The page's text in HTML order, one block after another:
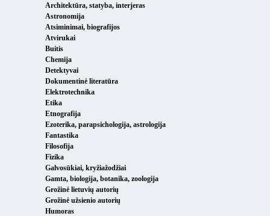
Architektūra, statyba, interjeras
Astronomija
Atsiminimai, biografijos
Atvirukai
Buitis
Chemija
Detektyvai
Dokumentinė literatūra
Elektrotechnika
Etika
Etnografija
Ezoterika, parapsichologija, astrologija
Fantastika
Filosofija
Fizika
Galvosūkiai, kryžiažodžiai
Gamta, biologija, botanika, zoologija
Grožinė lietuvių autorių
Grožinė užsienio autorių
Humoras